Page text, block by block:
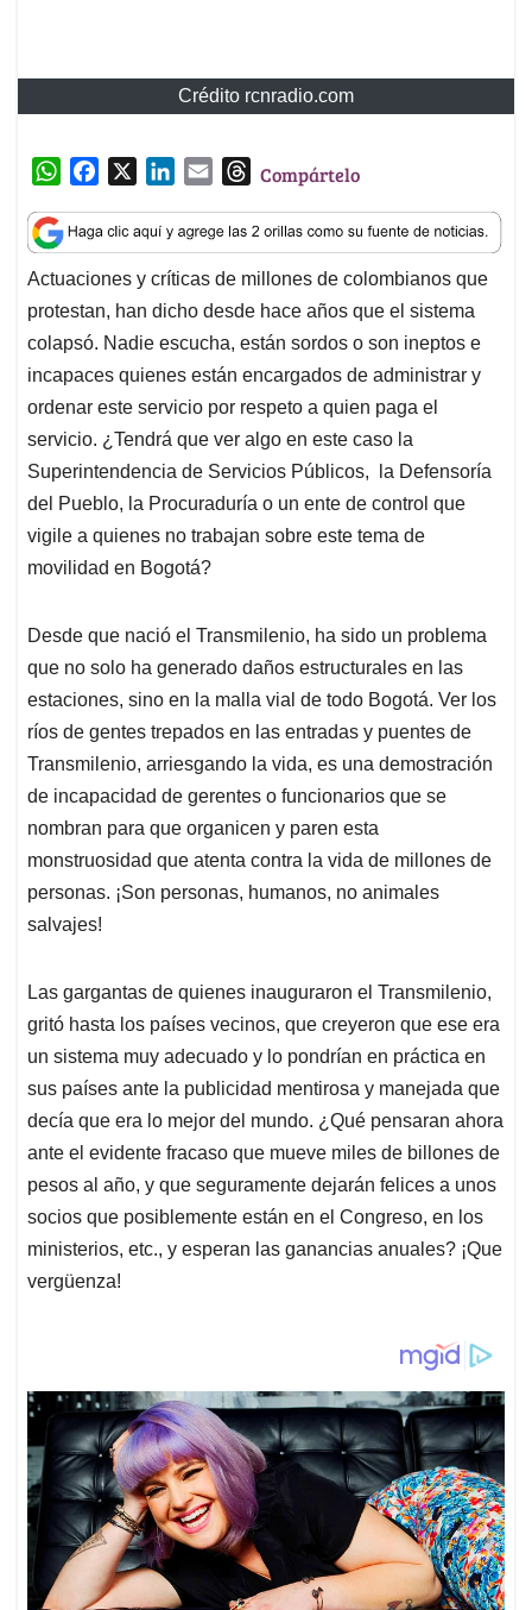
Crédito rcnradio.com
W
a
t
s
A
p
p
c
e
b
o
o
k
n
k
e
d
I
n
a
i
l
T
r
e
a
d
s
Compártelo
Actuaciones y críticas de millones de colombianos que
protestan, han dicho desde hace años que el sistema
colapsó. Nadie escucha, están sordos o son ineptos e
incapaces quienes están encargados de administrar y
ordenar este servicio por respeto a quien paga el
servicio. ¿Tendrá que ver algo en este caso la
Superintendencia de Servicios Públicos, la Defensoría
del Pueblo, la Procuraduría o un ente de control que
vigile a quienes no trabajan sobre este tema de
movilidad en Bogotá?
Desde que nació el Transmilenio, ha sido un problema
que no solo ha generado daños estructurales en las
estaciones, sino en la malla vial de todo Bogotá. Ver los
ríos de gentes trepados en las entradas y puentes de
Transmilenio, arriesgando la vida, es una demostración
de incapacidad de gerentes o funcionarios que se
nombran para que organicen y paren esta
monstruosidad que atenta contra la vida de millones de
personas. ¡Son personas, humanos, no animales
salvajes!
Las gargantas de quienes inauguraron el Transmilenio,
gritó hasta los países vecinos, que creyeron que ese era
un sistema muy adecuado y lo pondrían en práctica en
sus países ante la publicidad mentirosa y manejada que
decía que era lo mejor del mundo. ¿Qué pensaran ahora
ante el evidente fracaso que mueve miles de billones de
pesos al año, y que seguramente dejarán felices a unos
socios que posiblemente están en el Congreso, en los
ministerios, etc., y esperan las ganancias anuales? ¡Que
vergüenza!